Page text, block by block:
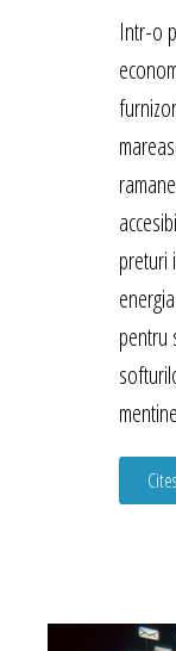
Intr-o
preturi
pentru